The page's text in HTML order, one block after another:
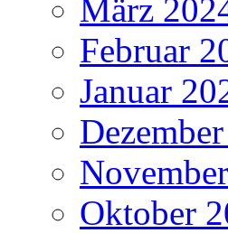
März
Februar
Januar
Oktober